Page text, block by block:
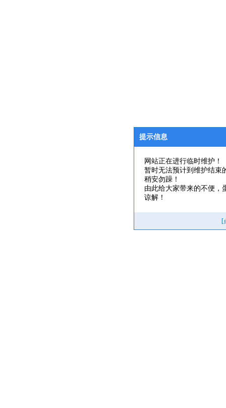
提示信息
网站正在进行临时维护！
暂时无法预计到维护结束
稍安勿躁！
由此给大家带来的不便，
谅解！
[